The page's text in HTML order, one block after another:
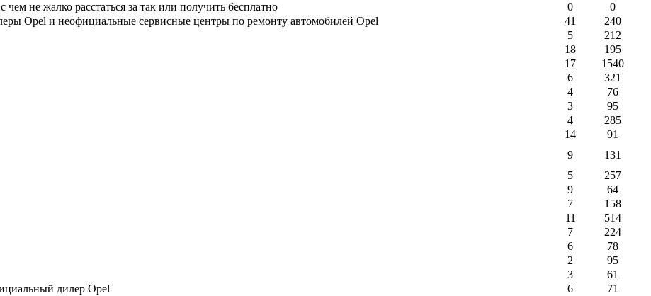
чем не жалко расстаться за так или получить бесплатно 0
0
Opel и неофициальные сервисные центры по ремонту автомобилей Opel 41
240
5
212
18
195
17
1540
6
321
4
76
3
95
4
285
14
91
9
131
5
257
9
64
7
158
11
514
7
224
6
78
2
95
3
61
дилер Opel 6
71